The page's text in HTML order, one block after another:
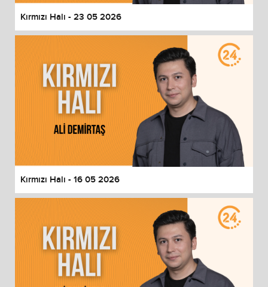
Kırmızı Halı - 23 05 2026
Kırmızı Halı - 16 05 2026